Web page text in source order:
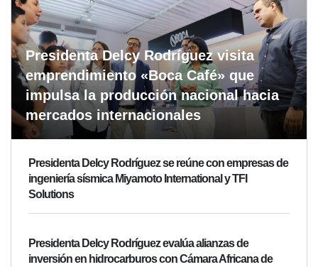
Presidenta Delcy Rodríguez visita
emprendimiento «Boca Café» que
impulsa la producción nacional hacia
mercados internacionales
Presidenta Delcy Rodríguez se reúne con empresas de
ingeniería sísmica Miyamoto International y TFI
Solutions
Presidenta Delcy Rodríguez evalúa alianzas de
inversión en hidrocarburos con Cámara Africana de